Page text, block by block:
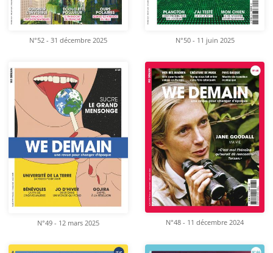
N°52 - 31 décembre 2025 N°50 - 11 juin 2025
N°49 - 12 mars 2025 N°48 - 11 décembre 2024